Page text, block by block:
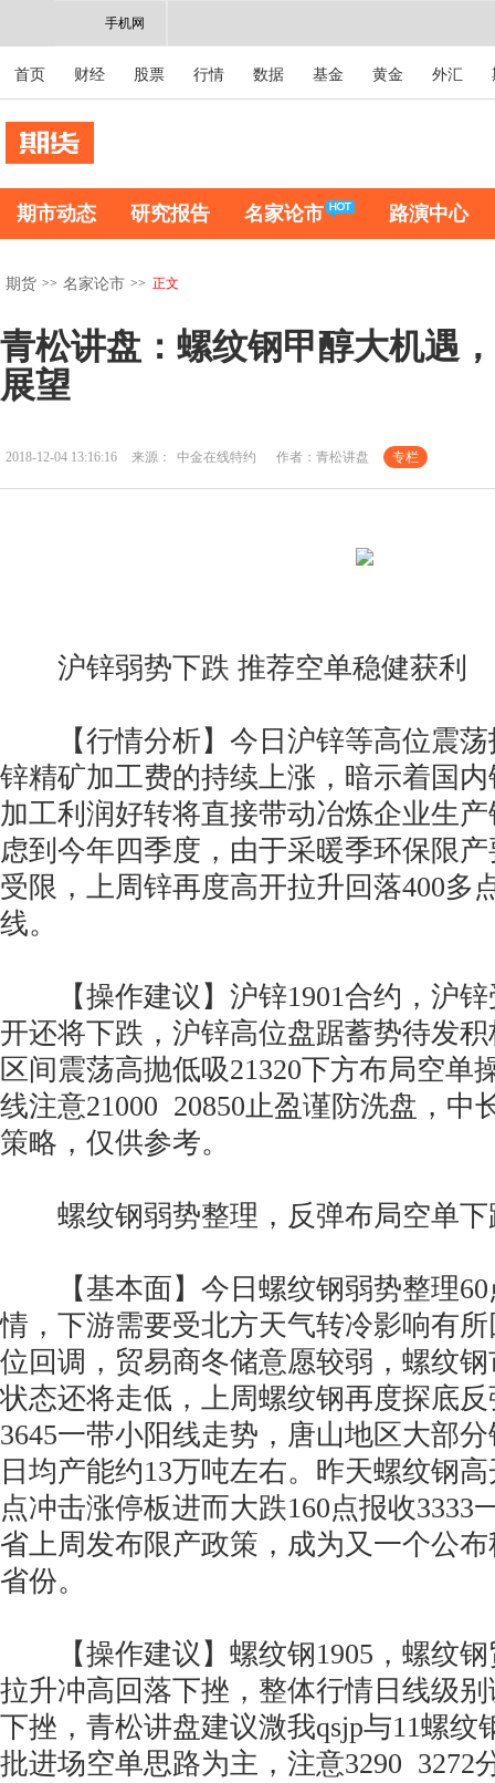
手机网
首页 财经 股票 行情 数据 基金 黄金 外汇
期市动态 研究报告 名家论市 路演中心
期货 >> 名家论市 >> 正文
青松讲盘：螺纹钢甲醇大机遇
展望
2018-12-04 13:16:16 来源： 中金在线特约 作者：青松讲盘 专栏
沪锌弱势下跌 推荐空单稳健获利
【行情分析】今日沪锌等高位震荡
锌精矿加工费的持续上涨，暗示着国
加工利润好转将直接带动冶炼企业生
虑到今年四季度，由于采暖季环保限
受限，上周锌再度高开拉升回落400多
线。
【操作建议】沪锌1901合约，沪锌
开还将下跌，沪锌高位盘踞蓄势待发
区间震荡高抛低吸21320下方布局空单
线注意21000 20850止盈谨防洗盘，中
策略，仅供参考。
螺纹钢弱势整理，反弹布局空单下
【基本面】今日螺纹钢弱势整理60
情，下游需要受北方天气转冷影响有
位回调，贸易商冬储意愿较弱，螺纹
状态还将走低，上周螺纹钢再度探底
3645一带小阳线走势，唐山地区大部
日均产能约13万吨左右。昨天螺纹钢
点冲击涨停板进而大跌160点报收3333
省上周发布限产政策，成为又一个公
省份。
【操作建议】螺纹钢1905，螺纹钢
拉升冲高回落下挫，整体行情日线级
下挫，青松讲盘建议溦我qsjp与11螺纹
批进场空单思路为主，注意3290 3272